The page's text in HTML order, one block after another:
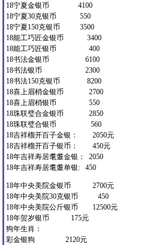
18宁夏金银币 4100
18宁夏30克银币 550
18宁夏150克银币 3500
18能工巧匠金银币 3400
18能工巧匠银币 400
18书法金银币 6100
18书法银币 2300
18书法150克银币 8200
18喜上眉梢金银币 2700
18喜上眉梢银币 550
18珠联璧合金银币 2850
18珠联璧合银币 560
18吉祥榴开百子金银： 2050元
18吉祥榴开百子银币： 450元
18年吉祥寿居耄耋金银： 2050
18年吉祥寿居耄耋单银: 450
18年中央美院金银币 2700元
18年中央美院30克银币 450
18年中央美院公斤银币 12500元
18年贺岁银币 175元
狗年生肖：
彩金银狗 2120元